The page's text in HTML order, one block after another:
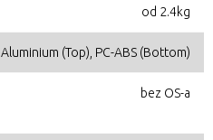
od 2.4kg
(Top), PC-ABS (Bottom)
bez OS-a